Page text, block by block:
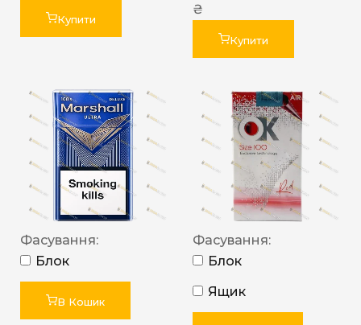
Купити
₴
Купити
Фасування:
Блок
В Кошик
Фасування:
Блок
Ящик